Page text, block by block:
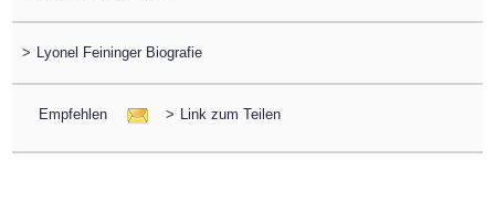
> Lyonel Feininger Biografie
Empfehlen > Link zum Teilen